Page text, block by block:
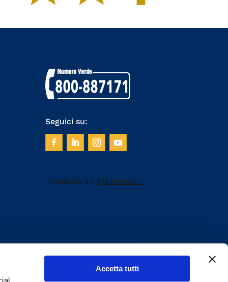
Accetta tutti
Seguici su: